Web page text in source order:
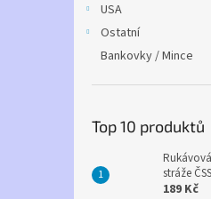
USA
Ostatní
Bankovky / Mince
Top 10 produktů
stráže
189 Kč